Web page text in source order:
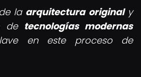
la arquitectura originaly
de tecnologías modernas
en este proceso de